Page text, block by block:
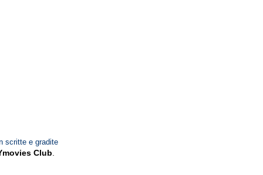
scritte e gradite
Club